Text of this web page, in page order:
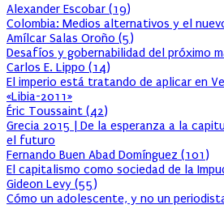
Alexander Escobar (19)
Colombia: Medios alternativos y el
Amílcar Salas Oroño (5)
Desafíos y gobernabilidad del próximo
Carlos E. Lippo (14)
El imperio está tratando de aplicar en
«Libia-2011»
Éric Toussaint (42)
Grecia 2015 | De la esperanza a la
el futuro
Fernando Buen Abad Domínguez (101)
El capitalismo como sociedad de la
Gideon Levy (55)
Cómo un adolescente, y no un